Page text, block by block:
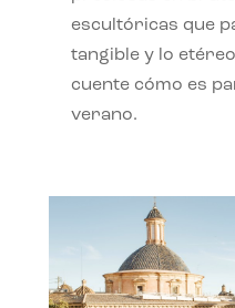
escultóricas que
tangible y lo
cuente cómo es
verano.